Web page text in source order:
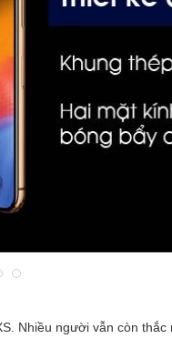
Nhiều người vẫn còn thắc